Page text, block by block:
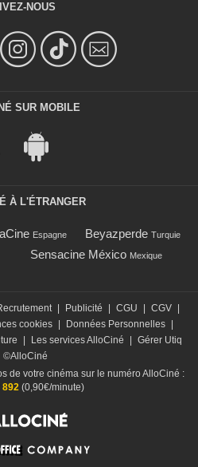
NOUS
SUR MOBILE
À L'ÉTRANGER
Espagne Beyazperde Turquie
Sensacine México Mexique
Publicité CGU CGV
cookies Données Personnelles
Les services AlloCiné
Gérer Utiq
©AlloCiné
de votre cinéma sur le numéro AlloCiné :
892(0,90€/minute)